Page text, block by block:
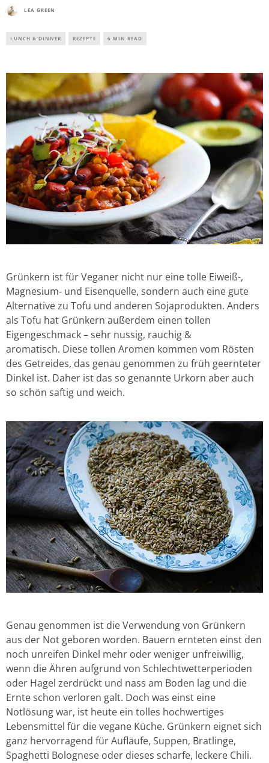
LEA GREEN
LUNCH & DINNER REZEPTE 6 MIN READ
Grünkern ist für Veganer nicht nur eine tolle Eiweiß-,
Magnesium- und Eisenquelle, sondern auch eine gute
Alternative zu Tofu und anderen Sojaprodukten. Anders
als Tofu hat Grünkern außerdem einen tollen
Eigengeschmack – sehr nussig, rauchig &
aromatisch. Diese tollen Aromen kommen vom Rösten
des Getreides, das genau genommen zu früh geernteter
Dinkel ist. Daher ist das so genannte Urkorn aber auch
so schön saftig und weich.
Genau genommen ist die Verwendung von Grünkern
aus der Not geboren worden. Bauern ernteten einst den
noch unreifen Dinkel mehr oder weniger unfreiwillig,
wenn die Ähren aufgrund von Schlechtwetterperioden
oder Hagel zerdrückt und nass am Boden lag und die
Ernte schon verloren galt. Doch was einst eine
Notlösung war, ist heute ein tolles hochwertiges
Lebensmittel für die vegane Küche. Grünkern eignet sich
ganz hervorragend für Aufläufe, Suppen, Bratlinge,
Spaghetti Bolognese oder dieses scharfe, leckere Chili.